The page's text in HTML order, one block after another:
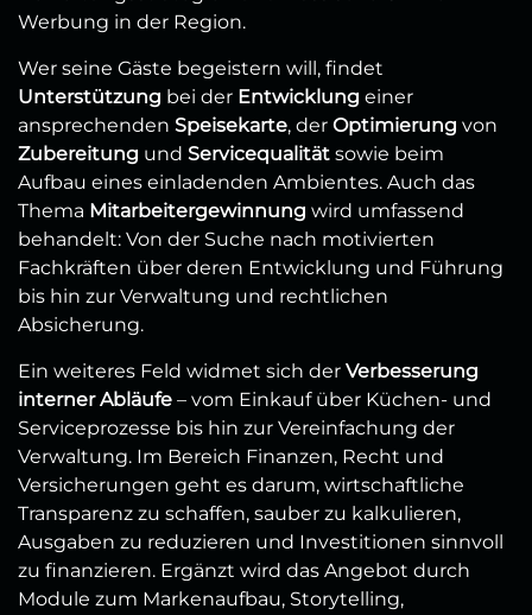
Werbung in der Region.
Wer seine Gäste begeistern will, findet
Unterstützung bei der Entwicklung einer
ansprechenden Speisekarte, der Optimierung von
Zubereitung und Servicequalität sowie beim
Aufbau eines einladenden Ambientes. Auch das
Thema Mitarbeitergewinnung wird umfassend
behandelt: Von der Suche nach motivierten
Fachkräften über deren Entwicklung und Führung
bis hin zur Verwaltung und rechtlichen
Absicherung.
Ein weiteres Feld widmet sich der Verbesserung
interner Abläufe – vom Einkauf über Küchen- und
Serviceprozesse bis hin zur Vereinfachung der
Verwaltung. Im Bereich Finanzen, Recht und
Versicherungen geht es darum, wirtschaftliche
Transparenz zu schaffen, sauber zu kalkulieren,
Ausgaben zu reduzieren und Investitionen sinnvoll
zu finanzieren. Ergänzt wird das Angebot durch
Module zum Markenaufbau, Storytelling,